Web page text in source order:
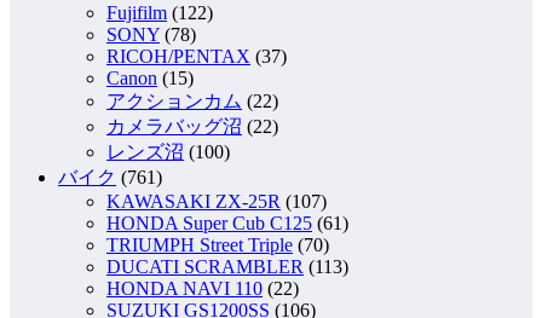
Fujifilm (122)
SONY (78)
RICOH/PENTAX (37)
Canon (15)
アクションカム (22)
カメラバッグ沼 (22)
レンズ沼 (100)
バイク (761)
KAWASAKI ZX-25R (107)
HONDA Super Cub C125 (61)
TRIUMPH Street Triple (70)
DUCATI SCRAMBLER (113)
HONDA NAVI 110 (22)
SUZUKI GS1200SS (106)